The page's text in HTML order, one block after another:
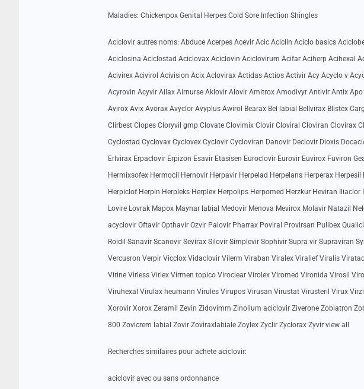
Maladies: Chickenpox Genital Herpes Cold Sore Infection Shingles
Aciclovir autres noms: Abduce Acerpes Acevir Acic Aciclin Aciclo basics
Aciclosina Aciclostad Aciclovax Aciclovin Aciclovirum Acifar Aciherp Acihexal
Acivirex Acivirol Acivision Acix Aclovirax Actidas Actios Activir Acy Acyclo v
Acyrovin Acyvir Ailax Airnurse Aklovir Alovir Amitrox Amodivyr Antivir Antix
Avirox Avix Avorax Avyclor Avyplus Awirol Bearax Bel labial Bellvirax Blistex
Clirbest Clopes Cloryvil gmp Clovate Clovimix Clovir Cloviral Cloviran Clovirax
Cyclostad Cyclovax Cyclovex Cyclovir Cycloviran Danovir Declovir Dioxis
Erlvirax Erpaclovir Erpizon Esavir Etasisen Euroclovir Eurovir Euvirox Fuviron
Hermixsofex Hermocil Hernovir Herpavir Herpelad Herpelans Herperax
Herpiclof Herpin Herpleks Herplex Herpolips Herpomed Herzkur Heviran
Lovire Lovrak Mapox Maynar labial Medovir Menova Mevirox Molavir Natazil
acyclovir Oftavir Opthavir Ozvir Palovir Pharrax Poviral Provirsan Pulibex
Roidil Sanavir Scanovir Sevirax Silovir Simplevir Sophivir Supra vir Supraviran
Vercusron Verpir Vicclox Vidaclovir Vilerm Viraban Viralex Viralief Viralis
Virine Virless Virlex Virmen topico Viroclear Virolex Viromed Vironida Virosil
Viruhexal Virulax heumann Virules Virupos Virusan Virustat Virusteril Virux
Xorovir Xorox Zeramil Zevin Zidovimm Zinolium aciclovir Ziverone Zobiatron
800 Zovicrem labial Zovir Zoviraxlabiale Zoylex Zyclir Zyclorax Zyvir view all
Recherches similaires pour achete aciclovir:
aciclovir avec ou sans ordonnance